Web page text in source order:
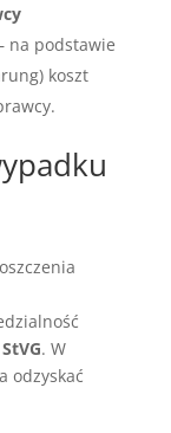
na podstawie
koszt
. W
odzyskać